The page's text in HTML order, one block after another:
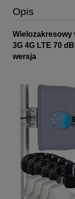
Opis
Wielozakresowy
3G 4G LTE 70
wersja